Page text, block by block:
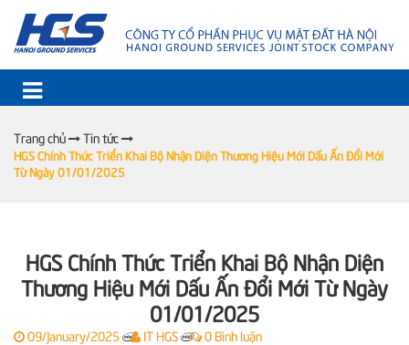
Trang chủ Tin tức
HGS Chính Thức Triển Khai Bộ Nhận Diện Thương Hiệu Mới Dấu Ấn Đổi Mới
Từ Ngày 01/01/2025
HGS Chính Thức Triển Khai Bộ Nhận Diện
Thương Hiệu Mới Dấu Ấn Đổi Mới Từ Ngày
01/01/2025
09/January/2025| IT HGS| 0 Bình luận